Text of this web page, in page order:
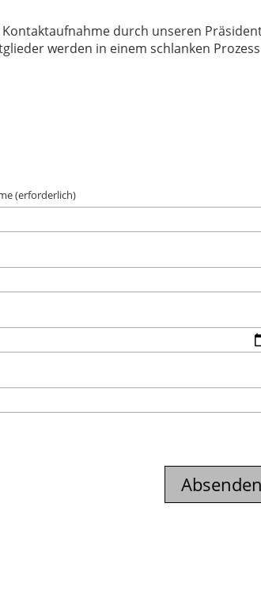
durch unseren
werden in einem schlanken Prozess
(erforderlich)